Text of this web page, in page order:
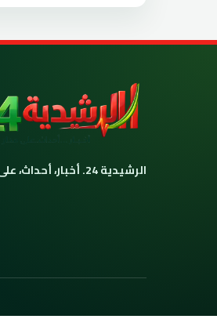
الرشيدية 24. أخبار، أحداث، على مدار الساعة.